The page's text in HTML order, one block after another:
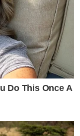
Do This Once A